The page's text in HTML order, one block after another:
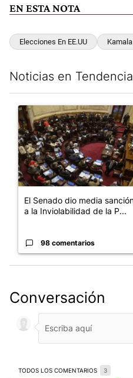
EN ESTA NOTA
Elecciones En EE.UU
Noticias en Tendencia
Un artículo de tendencia con
El Senado dio media
a la Inviolabilidad de la P...
98 comentarios
Conversación
TODOS LOS COMENTARIOS 3